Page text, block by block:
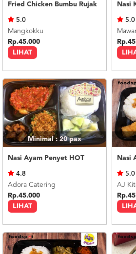
Fried Chicken Bumbu Rujak
LIHAT
5.0
Mangkokku
Rp.45.000
Nasi
5.0
Minimal : 20pax
Nasi Ayam Penyet HOT
LIHAT
4.8
Adora Catering
Rp.45.000
Nasi
5.0
AJ